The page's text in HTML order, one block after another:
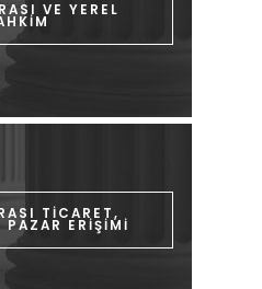
VE YEREL
TİCARET,
ERİŞİMİ